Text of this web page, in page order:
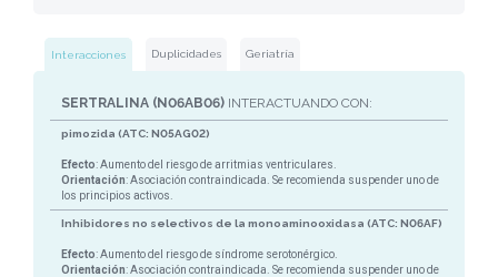
Interacciones Duplicidades Geriatría
SERTRALINA (N06AB06) INTERACTUANDO CON:
pimozida (ATC: N05AG02)
Efecto: Aumento del riesgo de arritmias ventriculares.
Orientación: Asociación contraindicada. Se recomienda suspender uno de
los principios activos.
Inhibidores no selectivos de la monoaminooxidasa (ATC: N06AF)
Efecto: Aumento del riesgo de síndrome serotonérgico.
Orientación: Asociación contraindicada. Se recomienda suspender uno de